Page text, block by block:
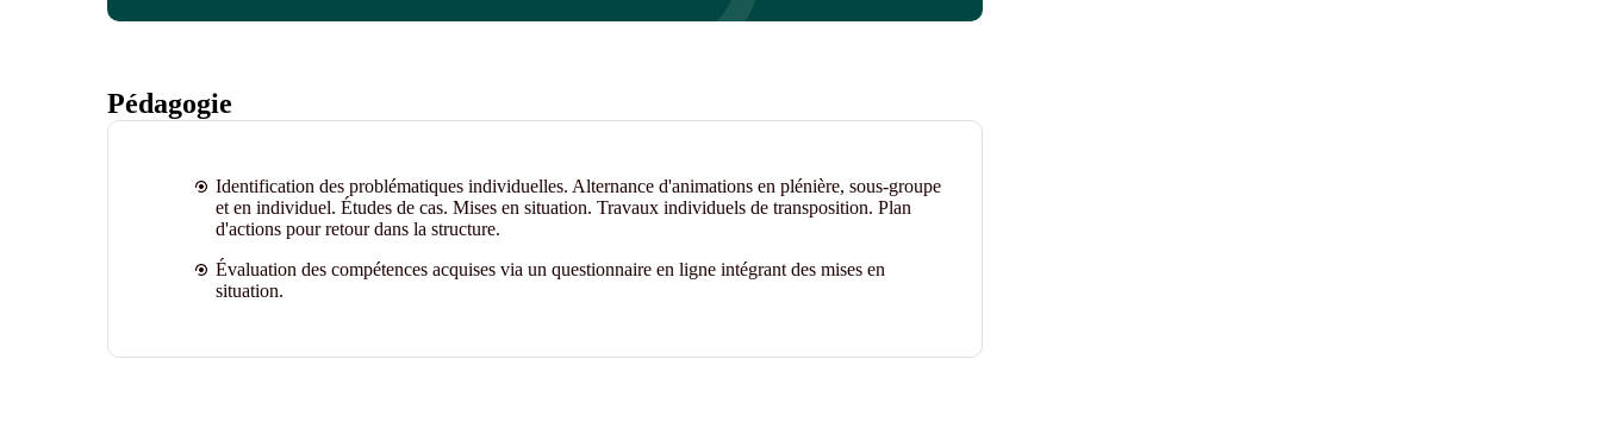
Pédagogie
Identification des problématiques individuelles. Alternance d'animations en plénière, sous-groupe
et en individuel. Études de cas. Mises en situation. Travaux individuels de transposition. Plan
d'actions pour retour dans la structure.
Évaluation des compétences acquises via un questionnaire en ligne intégrant des mises en
situation.